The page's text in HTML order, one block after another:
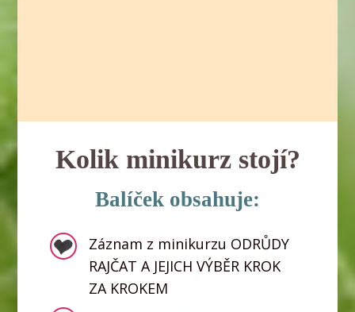
Kolik minikurz stojí?
Balíček obsahuje:
Záznam z minikurzu ODRŮDY
RAJČAT A JEJICH VÝBĚR KROK
ZA KROKEM